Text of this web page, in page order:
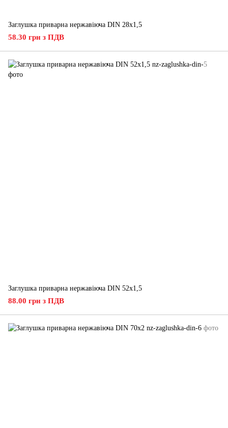
Заглушка приварна нержавіюча DIN 28x1,5
58.30 грн з ПДВ
Заглушка приварна нержавіюча DIN 52x1,5
88.00 грн з ПДВ